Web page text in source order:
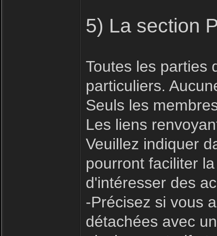
5) La section
Toutes les parties
particuliers.
Seuls les
Les liens
Veuillez indiquer
pourront faciliter
d'intéresser des
-Précisez si vous
détachées avec